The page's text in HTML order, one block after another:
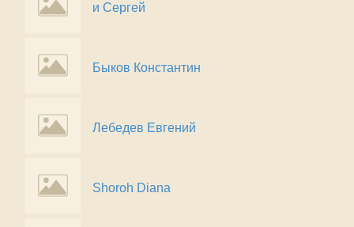
и Сергей
Быков Константин
Лебедев Евгений
Shoroh Diana